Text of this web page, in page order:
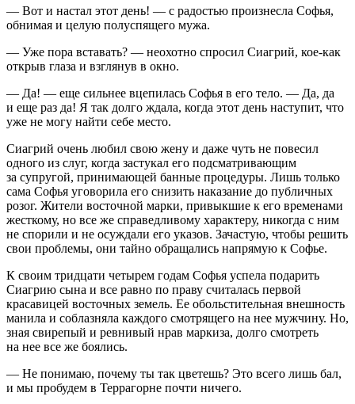
— Вот и настал этот день! — с радостью произнесла Софья,
обнимая и целую полуспящего мужа.
— Уже пора вставать? — неохотно спросил Сиагрий, кое-как
открыв глаза и взглянув в окно.
— Да! — еще сильнее вцепилась Софья в его тело. — Да, да
и еще раз да! Я так долго ждала, когда этот день наступит, что
уже не могу найти себе место.
Сиагрий очень любил свою жену и даже чуть не повесил
одного из слуг, когда застукал его подсматривающим
за супругой, принимающей банные процедуры. Лишь только
сама Софья уговорила его снизить наказание до публичных
розог. Жители восточной марки, привыкшие к его временами
жесткому, но все же справедливому характеру, никогда с ним
не спорили и не осуждали его указов. Зачастую, чтобы решить
свои проблемы, они тайно обращались напрямую к Софье.
К своим тридцати четырем годам Софья успела подарить
Сиагрию сына и все равно по праву считалась первой
красавицей восточных земель. Ее обольстительная внешность
манила и соблазняла каждого смотрящего на нее мужчину. Но,
зная свирепый и ревнивый нрав маркиза, долго смотреть
на нее все же боялись.
— Не понимаю, почему ты так цветешь? Это всего лишь бал,
и мы пробудем в Террагорне почти ничего.